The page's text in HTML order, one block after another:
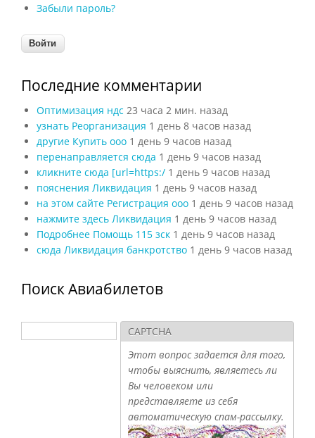
Забыли пароль?
Последние комментарии
Оптимизация ндс 23 часа 2 мин. назад
узнать Реорганизация 1 день 8 часов назад
другие Купить ооо 1 день 9 часов назад
перенаправляется сюда 1 день 9 часов назад
кликните сюда [url=https:/ 1 день 9 часов назад
пояснения Ликвидация 1 день 9 часов назад
на этом сайте Регистрация ооо 1 день 9 часов назад
нажмите здесь Ликвидация 1 день 9 часов назад
Подробнее Помощь 115 зск 1 день 9 часов назад
сюда Ликвидация банкротство 1 день 9 часов назад
Поиск Авиабилетов
Форма поиска
Поиск
CAPTCHA
Этот вопрос задается для того,
чтобы выяснить, являетесь ли
Вы человеком или
представляете из себя
автоматическую спам-рассылку.